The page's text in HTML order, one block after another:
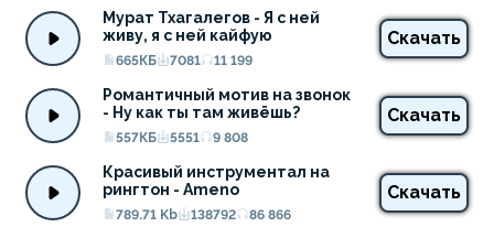
Мурат Тхагалегов - Я с ней
живу, я с ней кайфую
665КБ 7081 11 199
Скачать
Романтичный мотив на звонок
- Ну как ты там живёшь?
557КБ 5551 9 808
Скачать
Красивый инструментал на
рингтон - Ameno
789.71 Kb 138792 86 866
Скачать